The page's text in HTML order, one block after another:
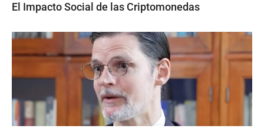
El Impacto Social de las Criptomonedas